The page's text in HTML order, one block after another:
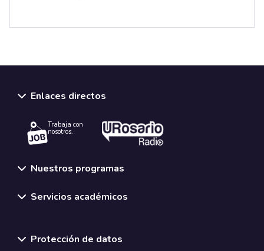
Enlaces directos
Trabaja con
nosotros.
Nuestros programas
Servicios académicos
Protección de datos